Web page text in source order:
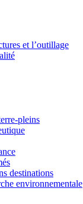
et l’outillage
pleins
destinations
environnementale